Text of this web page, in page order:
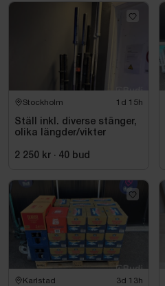
Stockholm 1d 15h
Ställ inkl. diverse stänger,
olika längder/vikter
2 250 kr · 40 bud
Karlstad 3d 13h